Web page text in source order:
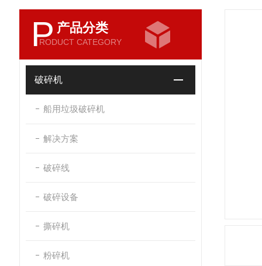
P 产品分类
RODUCT CATEGORY
破碎机
船用垃圾破碎机
解决方案
破碎线
破碎设备
撕碎机
粉碎机